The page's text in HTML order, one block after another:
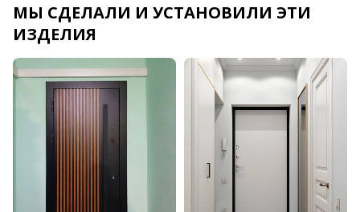
МЫ СДЕЛАЛИ И УСТАНОВИЛИ ЭТИ
ИЗДЕЛИЯ